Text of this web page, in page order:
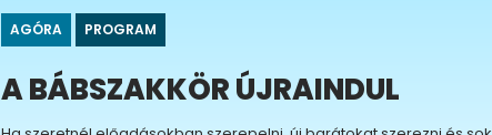
AGÓRA PROGRAM
A BÁBSZAKKÖR ÚJRAINDUL